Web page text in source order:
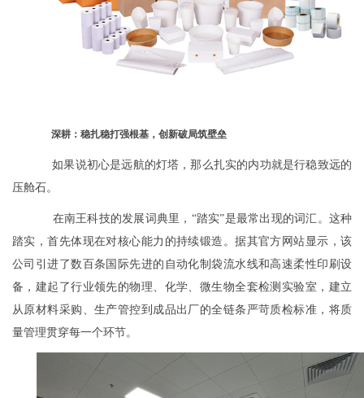
深耕：稳扎稳打强根基，创新破局筑壁垒
如果说初心是远航的灯塔，那么扎实的内功就是行稳致远的
压舱石。
在南王科技的发展词典里，“踏实”是最常出现的词汇。这种
踏实，首先体现在对核心能力的持续锻造。据其官方网站显示，该
公司引进了数百条国际先进的自动化制袋流水线和高速柔性印刷设
备，建起了行业领先的物理、化学、微生物全套检测实验室，建立
从原材料采购、生产管控到成品出厂的全链条严苛质检标准，将质
量管理贯穿每一个环节。